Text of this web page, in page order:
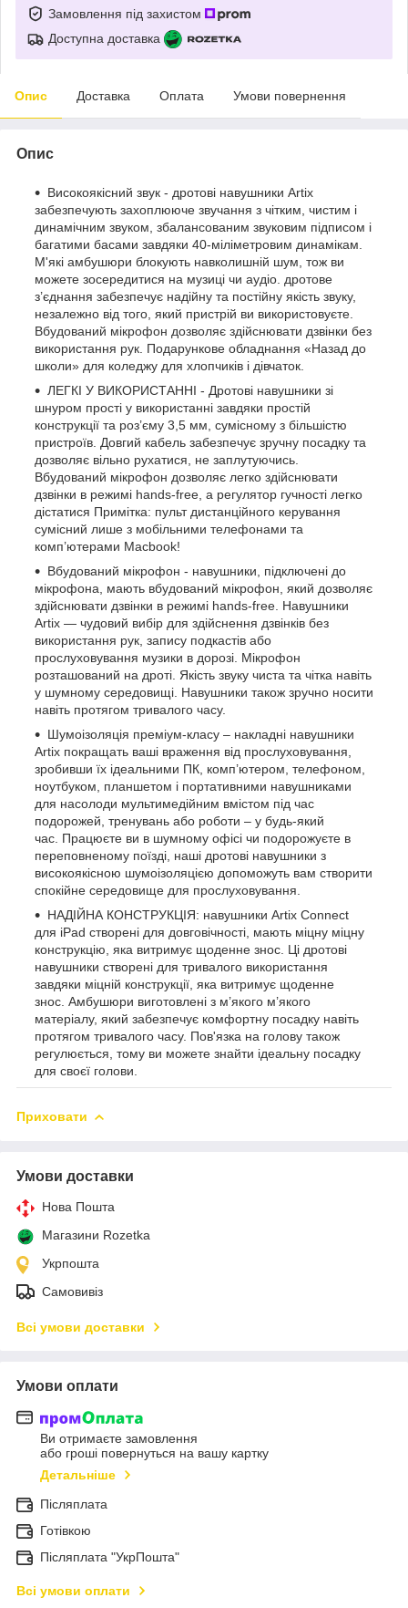
Замовлення під захистом
Доступна доставка
Опис Доставка Оплата Умови повернення
Опис
Високоякісний звук - дротові навушники Artix
забезпечують захоплююче звучання з чітким, чистим і
динамічним звуком, збалансованим звуковим підписом і
багатими басами завдяки 40-міліметровим динамікам.
М'які амбушюри блокують навколишній шум, тож ви
можете зосередитися на музиці чи аудіо. дротове
з’єднання забезпечує надійну та постійну якість звуку,
незалежно від того, який пристрій ви використовуєте.
Вбудований мікрофон дозволяє здійснювати дзвінки без
використання рук. Подарункове обладнання «Назад до
школи» для коледжу для хлопчиків і дівчаток.
ЛЕГКІ У ВИКОРИСТАННІ - Дротові навушники зі
шнуром прості у використанні завдяки простій
конструкції та роз’єму 3,5 мм, сумісному з більшістю
пристроїв. Довгий кабель забезпечує зручну посадку та
дозволяє вільно рухатися, не заплутуючись.
Вбудований мікрофон дозволяє легко здійснювати
дзвінки в режимі hands-free, а регулятор гучності легко
дістатися Примітка: пульт дистанційного керування
сумісний лише з мобільними телефонами та
комп’ютерами Macbook!
Вбудований мікрофон - навушники, підключені до
мікрофона, мають вбудований мікрофон, який дозволяє
здійснювати дзвінки в режимі hands-free. Навушники
Artix — чудовий вибір для здійснення дзвінків без
використання рук, запису подкастів або
прослуховування музики в дорозі. Мікрофон
розташований на дроті. Якість звуку чиста та чітка навіть
у шумному середовищі. Навушники також зручно носити
навіть протягом тривалого часу.
Шумоізоляція преміум-класу – накладні навушники
Artix покращать ваші враження від прослуховування,
зробивши їх ідеальними ПК, комп’ютером, телефоном,
ноутбуком, планшетом і портативними навушниками
для насолоди мультимедійним вмістом під час
подорожей, тренувань або роботи – у будь-який
час. Працюєте ви в шумному офісі чи подорожуєте в
переповненому поїзді, наші дротові навушники з
високоякісною шумоізоляцією допоможуть вам створити
спокійне середовище для прослуховування.
НАДІЙНА КОНСТРУКЦІЯ: навушники Artix Connect
для iPad створені для довговічності, мають міцну міцну
конструкцію, яка витримує щоденне знос. Ці дротові
навушники створені для тривалого використання
завдяки міцній конструкції, яка витримує щоденне
знос. Амбушюри виготовлені з м’якого м’якого
матеріалу, який забезпечує комфортну посадку навіть
протягом тривалого часу. Пов'язка на голову також
регулюється, тому ви можете знайти ідеальну посадку
для своєї голови.
Приховати
Умови доставки
Нова Пошта
Магазини Rozetka
Укрпошта
Самовивіз
Всі умови доставки
Умови оплати
Ви отримаєте замовлення
або гроші повернуться на вашу картку
Детальніше
Післяплата
Готівкою
Післяплата "УкрПошта"
Всі умови оплати